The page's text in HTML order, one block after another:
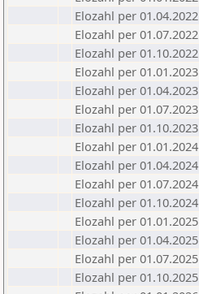
Elozahl per 01.04.2022
Elozahl per 01.07.2022
Elozahl per 01.10.2022
Elozahl per 01.01.2023
Elozahl per 01.04.2023
Elozahl per 01.07.2023
Elozahl per 01.10.2023
Elozahl per 01.01.2024
Elozahl per 01.04.2024
Elozahl per 01.07.2024
Elozahl per 01.10.2024
Elozahl per 01.01.2025
Elozahl per 01.04.2025
Elozahl per 01.07.2025
Elozahl per 01.10.2025